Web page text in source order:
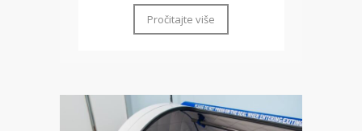
Pročitajte više